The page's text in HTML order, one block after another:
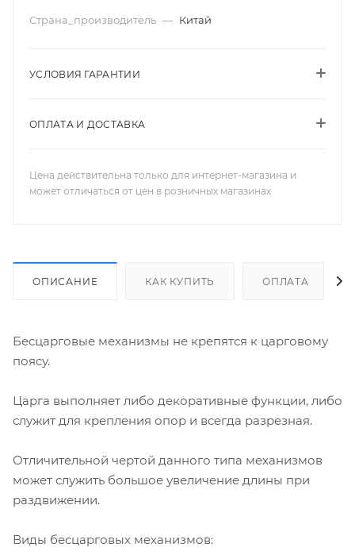
Страна_производитель — Китай
УСЛОВИЯ ГАРАНТИИ
ОПЛАТА И ДОСТАВКА
Цена действительна только для интернет-магазина и
может отличаться от цен в розничных магазинах
ОПИСАНИЕ КАК КУПИТЬ ОПЛАТА
Бесцарговые механизмы не крепятся к царговому
поясу.
Царга выполняет либо декоративные функции, либо
служит для крепления опор и всегда разрезная.
Отличительной чертой данного типа механизмов
может служить большое увеличение длины при
раздвижении.
Виды бесцарговых механизмов: